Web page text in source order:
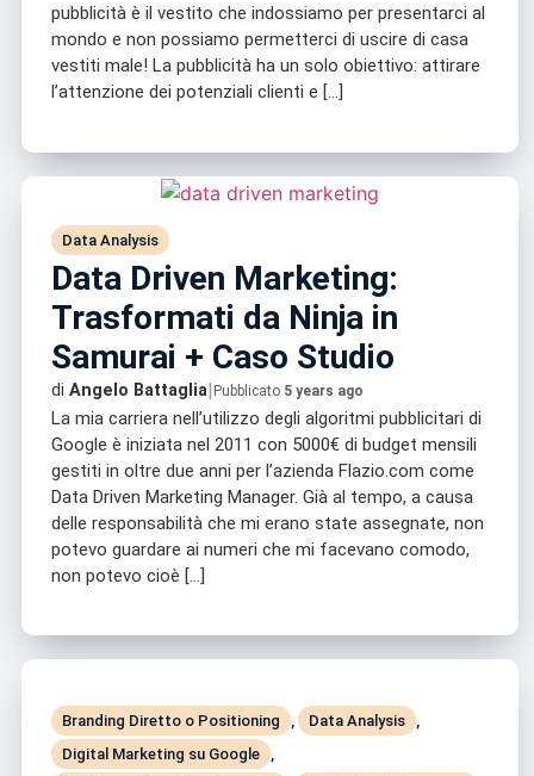
pubblicità è il vestito che indossiamo per presentarci al
mondo e non possiamo permetterci di uscire di casa
vestiti male! La pubblicità ha un solo obiettivo: attirare
l’attenzione dei potenziali clienti e […]
Data Analysis
Data Driven Marketing:
Trasformati da Ninja in
Samurai + Caso Studio
di Angelo Battaglia| Pubblicato 5 years ago
La mia carriera nell’utilizzo degli algoritmi pubblicitari di
Google è iniziata nel 2011 con 5000€ di budget mensili
gestiti in oltre due anni per l’azienda Flazio.com come
Data Driven Marketing Manager. Già al tempo, a causa
delle responsabilità che mi erano state assegnate, non
potevo guardare ai numeri che mi facevano comodo,
non potevo cioè […]
Branding Diretto o Positioning , Data Analysis ,
Digital Marketing su Google ,